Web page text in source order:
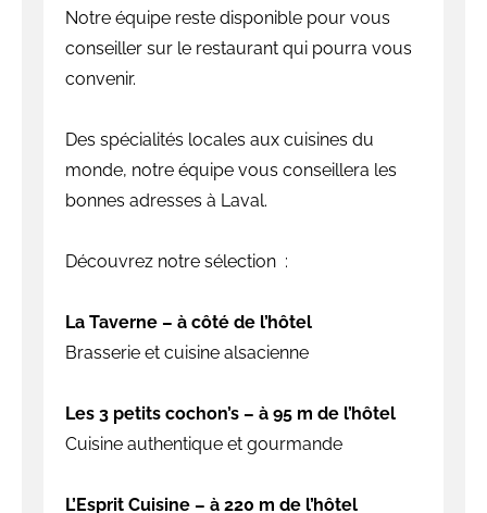
Notre équipe reste disponible pour vous
conseiller sur le restaurant qui pourra vous
convenir.
Des spécialités locales aux cuisines du
monde, notre équipe vous conseillera les
bonnes adresses à Laval.
Découvrez notre sélection :
La Taverne – à côté de l’hôtel
Brasserie et cuisine alsacienne
Les 3 petits cochon’s – à 95 m de l’hôtel
Cuisine authentique et gourmande
L’Esprit Cuisine – à 220 m de l’hôtel